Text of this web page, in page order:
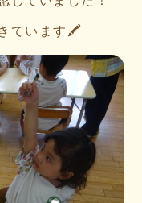
ています🖍